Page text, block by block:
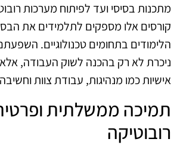
מתכנות בסיסי ועד לפיתוח מערכות
קורסים אלו מספקים לתלמידים את
הלימודים בתחומים טכנולוגיים.
ניכרת לא רק בהכנה לשוק העבודה, אלא
אישיות כמו מנהיגות, עבודת צוות
תמיכה ממשלתית
רובוטיקה